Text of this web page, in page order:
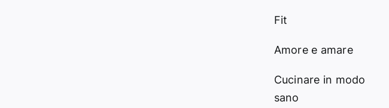
Fit
Amore e amare
Cucinare in modo
sano